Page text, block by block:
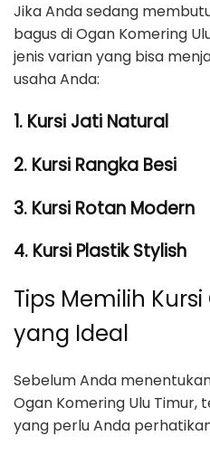
Jika Anda sedang
bagus di Ogan Komering
jenis varian yang bisa
usaha Anda:
1. Kursi Jati Natural
2. Kursi Rangka Besi
3. Kursi Rotan Modern
4. Kursi Plastik Stylish
Tips Memilih
yang Ideal
Sebelum Anda
Ogan Komering Ulu Timur,
yang perlu Anda